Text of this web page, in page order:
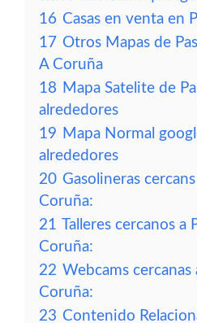
16 Casas en venta en
17 Otros Mapas de
A Coruña
18 Mapa Satelite de
alrededores
19 Mapa Normal
alrededores
20 Gasolineras
Coruña:
21 Talleres cercanos a
Coruña:
22 Webcams cercanas
Coruña:
23 Contenido